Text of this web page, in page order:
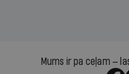
Mums ir pa ceļam —